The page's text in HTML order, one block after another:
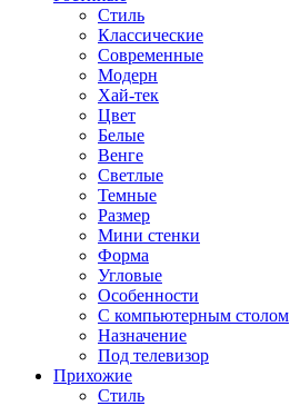
Стиль
Классические
Современные
Модерн
Хай-тек
Цвет
Белые
Венге
Светлые
Темные
Размер
Мини стенки
Форма
Угловые
Особенности
С компьютерным столом
Назначение
Под телевизор
Прихожие
Стиль